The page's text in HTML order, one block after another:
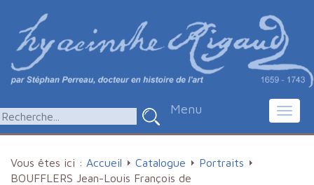
Menu
Vous êtes ici : Accueil Catalogue
Portraits
BOUFFLERS Jean-Louis François de